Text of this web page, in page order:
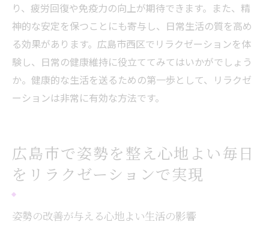
り、疲労回復や免疫力の向上が期待できます。また、精
神的な安定を保つことにも寄与し、日常生活の質を高め
る効果があります。広島市西区でリラクゼーションを体
験し、日常の健康維持に役立ててみてはいかがでしょう
か。健康的な生活を送るための第一歩として、リラクゼ
ーションは非常に有効な方法です。
広島市で姿勢を整え心地よい毎日
をリラクゼーションで実現
姿勢の改善が与える心地よい生活の影響